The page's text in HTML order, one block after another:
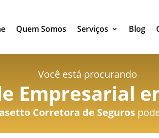
Quem Somos Serviços Blog
Você está procurando
Empresarial
Corretora de Seguros